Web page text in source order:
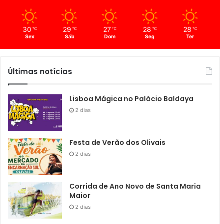
30 ℃
Sex
29 ℃
Sáb
27 ℃
Dom
28 ℃
Seg
28 ℃
Ter
Últimas notícias
Lisboa Mágica no Palácio Baldaya
2 dias
Festa de Verão dos Olivais
2 dias
Corrida de Ano Novo de Santa Maria
Maior
2 dias